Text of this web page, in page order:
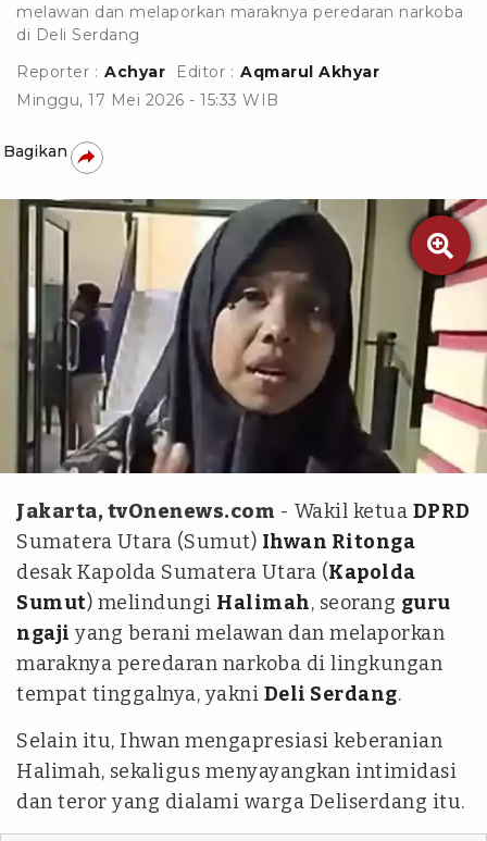
melawan dan melaporkan maraknya peredaran narkoba
di Deli Serdang
Reporter : Achyar Editor : Aqmarul Akhyar
Minggu, 17 Mei 2026 - 15:33 WIB
Bagikan

istimewa
Jakarta, tvOnenews.com - Wakil ketua DPRD
Sumatera Utara (Sumut) Ihwan Ritonga
desak Kapolda Sumatera Utara (Kapolda
Sumut) melindungi Halimah, seorang guru
ngaji yang berani melawan dan melaporkan
maraknya peredaran narkoba di lingkungan
tempat tinggalnya, yakni Deli Serdang.
Selain itu, Ihwan mengapresiasi keberanian
Halimah, sekaligus menyayangkan intimidasi
dan teror yang dialami warga Deliserdang itu.